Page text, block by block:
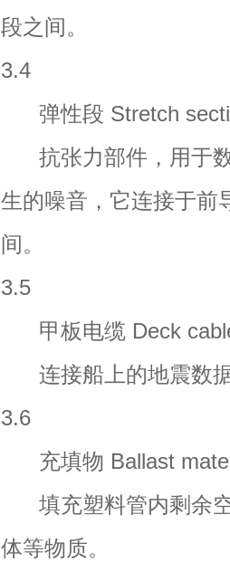
段之间。
3.4
弹性段 Stretch
抗张力部件，用于数
生的噪音，它连接于前
间。
3.5
甲板电缆 Deck
连接船上的地震数据
3.6
充填物 Ballast
填充塑料管内剩余空
体等物质。